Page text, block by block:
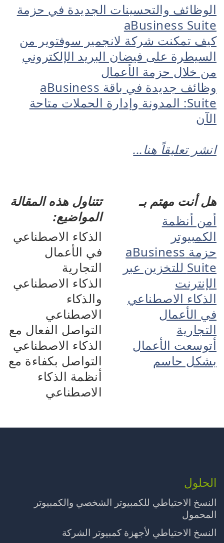
الوظائف والتحسينات الجديدة في حزمة
aBusiness Suite
كيف تمكنت شركة لانجمير سوفتوير من
السيطرة على فيضان البريد الإلكتروني
من خلال حزمة الأعمال
وظائف جديدة في باقة aBusiness
Suite: المدونة وإدارة الحملات متاحة
الآن
انشر تعليقاً هنا...
تتناول هذه المقالة
المواضيع:
الذكاء الاصطناعي
في الأعمال
التجارية
الذكاء الاصطناعي
والذكاء
الاصطناعي
التواصل الفعال مع
الذكاء الاصطناعي
التواصل بكفاءة مع
أنظمة الذكاء
الاصطناعي
هل أنت مهتم بـ
أمن أنظمة
الكمبيوتر
حزمة aBusiness
Suite للتخزين عبر
الإنترنت
الذكاء الاصطناعي
في الأعمال
التجارية
أتوسعت الأعمال
بشكل حاسم
الحلول
النسخ الاحتياطي للكمبيوتر الشخصي والكمبيوتر
المحمول
النسخ الاحتياطي لأجهزة كمبيوتر الشركة